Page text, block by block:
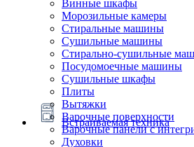
Винные шкафы
Морозильные камеры
Стиральные машины
Сушильные машины
Стирально-сушильные
Посудомоечные машины
Сушильные шкафы
Плиты
Встраиваемая техника
Вытяжки
Варочные поверхности
Варочные панели с
Духовки